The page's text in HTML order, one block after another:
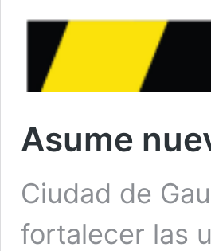
Asume
Ciudad de
fortalecer las